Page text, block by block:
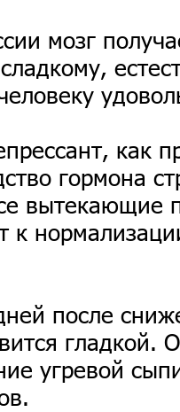
мозг
как
гормона
вытекающие
к
после
гладкой.
угревой